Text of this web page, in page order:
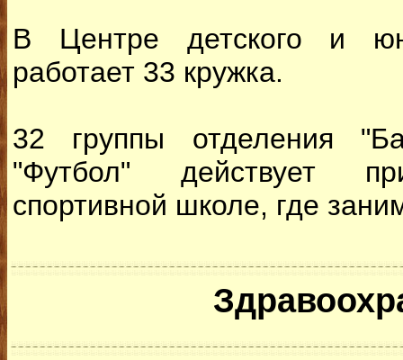
В Центре детского и
работает 33 кружка.
32 группы отделения
"Футбол" действует
спортивной школе, где